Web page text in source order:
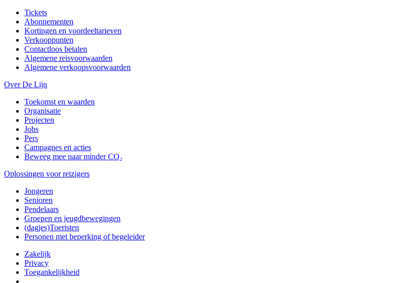
Tickets
Abonnementen
Kortingen en voordeeltarieven
Verkooppunten
Contactloos betalen
Algemene reisvoorwaarden
Algemene verkoopsvoorwaarden
Over De Lijn
Toekomst en waarden
Organisatie
Projecten
Jobs
Pers
Campagnes en acties
Beweeg mee naar minder CO₂
Oplossingen voor reizigers
Jongeren
Senioren
Pendelaars
Groepen en jeugdbewegingen
(dagjes)Toeristen
Personen met beperking of begeleider
Zakelijk
Privacy
Toegankelijkheid